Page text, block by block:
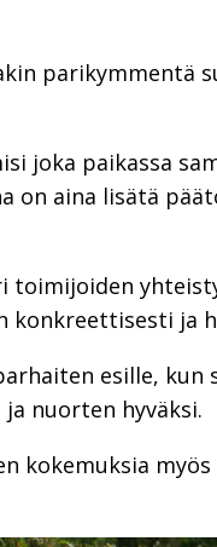
parikymmentä
joka paikassa
on aina lisätä
konkreettisesti ja
esille, kun
nuorten hyväksi.
kokemuksia